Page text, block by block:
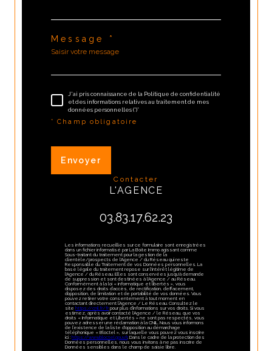
Message *
J'ai pris connaissance de la Politique de confidentialité
et des informations relatives au traitement de mes
données personnelles (*)*
* Champ obligatoire
Envoyer
contacter
L'AGENCE
03.83.17.62.23
Les informations recueillies sur ce formulaire sont enregistrées
dans un fichier informatisé par La Boite Immo agissant comme
Sous-traitant du traitement pour la gestion de la
clientèle/prospects de l'Agence / du Réseau qui reste
Responsable du Traitement de vos Données personnelles. La
base légale du traitement repose sur l'intérêt légitime de
l'Agence / du Réseau. Elles sont conservées jusqu'à demande
de suppression et sont destinées à l'Agence / au Réseau.
Conformément à la loi « informatique et libertés », vous
disposez des droits d’accès, de rectification, d’effacement,
d’opposition, de limitation et de portabilité de vos données. Vous
pouvez retirer votre consentement à tout moment en
contactant directement l’Agence / Le Réseau. Consultez le
site https://cnil.fr/frpour plus d’informations sur vos droits. Si vous
estimez, après avoir contacté l'Agence / le Réseau, que vos
droits « Informatique et Libertés » ne sont pas respectés, vous
pouvez adresser une réclamation à la CNIL. Nous vous informons
de l’existence de la liste d'opposition au démarchage
téléphonique « Bloctel », sur laquelle vous pouvez vous inscrire
ici : https://www.bloctel.gouv.fr. Dans le cadre de la protection des
Données personnelles, nous vous invitons à ne pas inscrire de
Données sensibles dans le champ de saisie libre.